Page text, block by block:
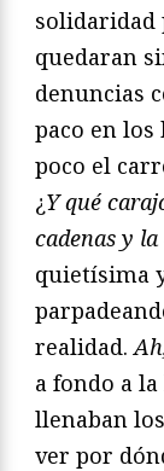
solidaridad
quedaran
denuncias
paco en
poco el
¿Y qué
cadenas y
quietísima
realidad.
a fondo a
llenaban
ver por